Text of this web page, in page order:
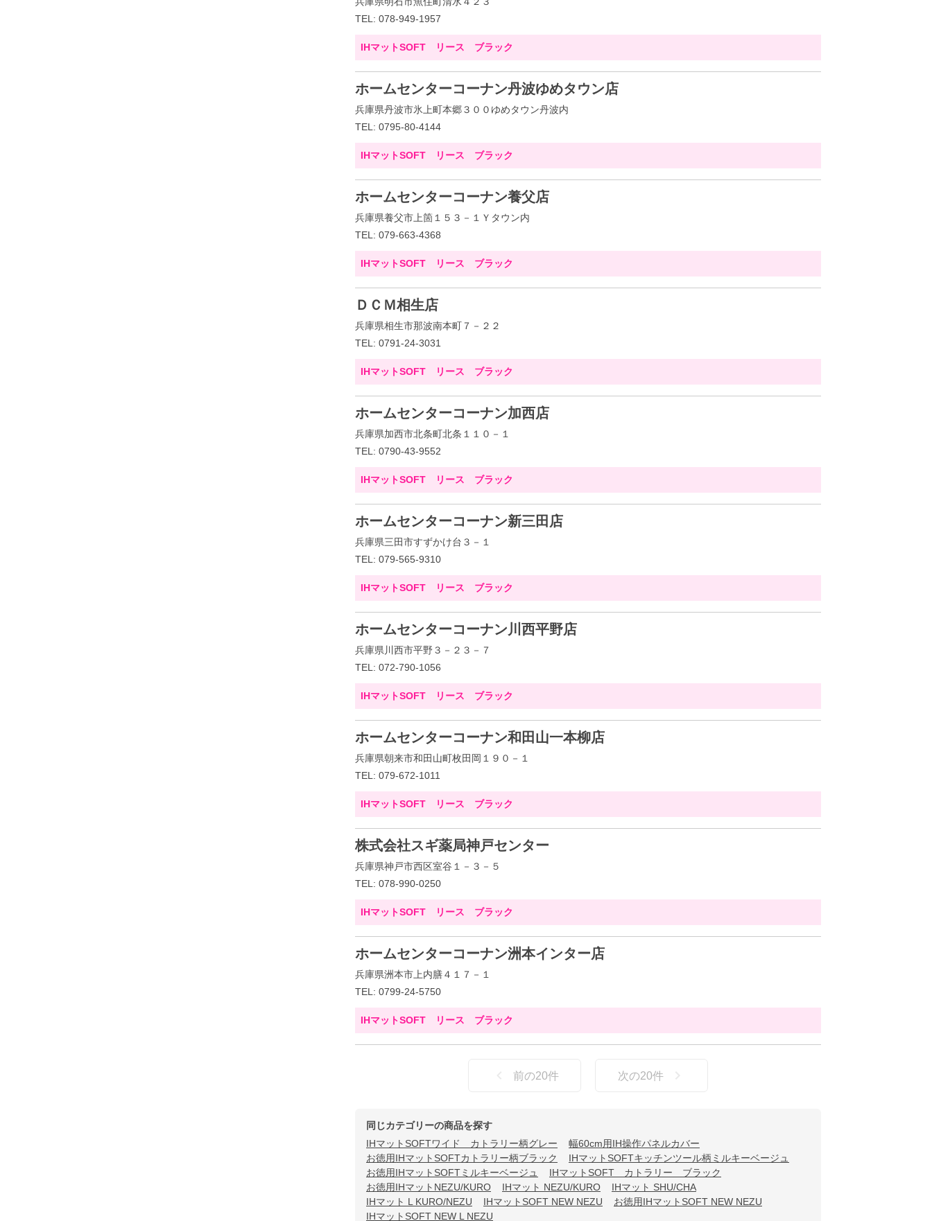
TEL: 078-949-1957
IHマットSOFT リース ブラック
ホームセンターコーナン丹波ゆめタウン店
兵庫県丹波市氷上町本郷３００ゆめタウン丹波内
TEL: 0795-80-4144
IHマットSOFT リース ブラック
ホームセンターコーナン養父店
兵庫県養父市上箇１５３－１Ｙタウン内
TEL: 079-663-4368
IHマットSOFT リース ブラック
ＤＣＭ相生店
兵庫県相生市那波南本町７－２２
TEL: 0791-24-3031
IHマットSOFT リース ブラック
ホームセンターコーナン加西店
兵庫県加西市北条町北条１１０－１
TEL: 0790-43-9552
IHマットSOFT リース ブラック
ホームセンターコーナン新三田店
兵庫県三田市すずかけ台３－１
TEL: 079-565-9310
IHマットSOFT リース ブラック
ホームセンターコーナン川西平野店
兵庫県川西市平野３－２３－７
TEL: 072-790-1056
IHマットSOFT リース ブラック
ホームセンターコーナン和田山一本柳店
兵庫県朝来市和田山町枚田岡１９０－１
TEL: 079-672-1011
IHマットSOFT リース ブラック
株式会社スギ薬局神戸センター
兵庫県神戸市西区室谷１－３－５
TEL: 078-990-0250
IHマットSOFT リース ブラック
ホームセンターコーナン洲本インター店
兵庫県洲本市上内膳４１７－１
TEL: 0799-24-5750
IHマットSOFT リース ブラック
前の20件 次の20件
同じカテゴリーの商品を探す
IHマットSOFTワイド カトラリー柄グレー
幅60cm用IH操作パネルカバー
お徳用IHマットSOFTカトラリー柄ブラック
IHマットSOFTキッチンツール柄ミルキーベージュ
お徳用IHマットSOFTミルキーベージュ
IHマットSOFT カトラリー ブラック
お徳用IHマットNEZU/KURO
IHマット NEZU/KURO
IHマット SHU/CHA
IHマット L KURO/NEZU
IHマットSOFT NEW NEZU
お徳用IHマットSOFT NEW NEZU
IHマットSOFT NEW L NEZU